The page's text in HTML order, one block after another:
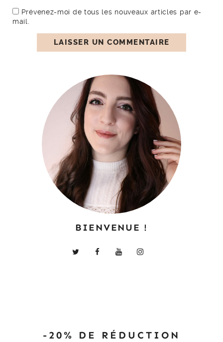
Prévenez-moi de tous les nouveaux articles par e-
mail.
BIENVENUE !
-20% DE RÉDUCTION